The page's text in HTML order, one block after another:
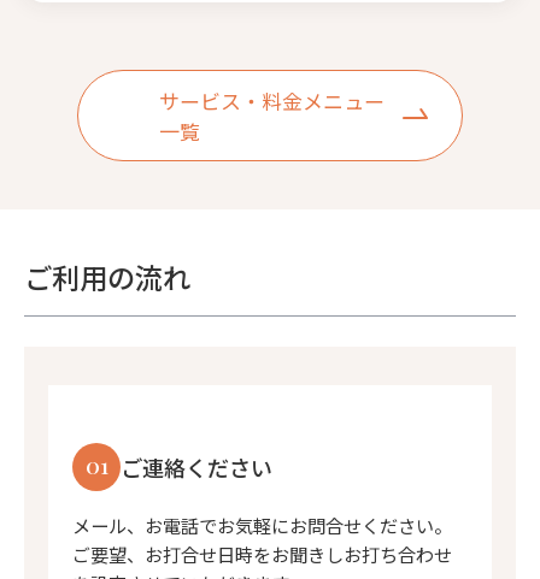
サービス・料金メニュー
一覧
ご利用の流れ
01 ご連絡ください
メール、お電話でお気軽にお問合せください。
ご要望、お打合せ日時をお聞きしお打ち合わせ